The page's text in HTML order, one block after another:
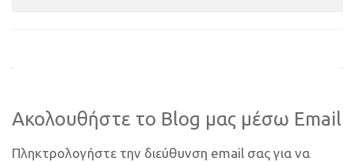
Ακολουθήστε το Blog μας μέσω Email
Πληκτρολογήστε την διεύθυνση email σας για να